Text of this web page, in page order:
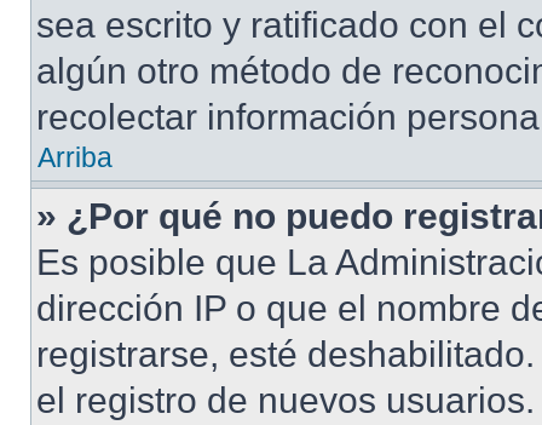
sea escrito y ratificado con el
algún otro método de
recolectar información
Arriba
» ¿Por qué no puedo
Es posible que La
dirección IP o que el nombre
registrarse, esté
el registro de nuevos